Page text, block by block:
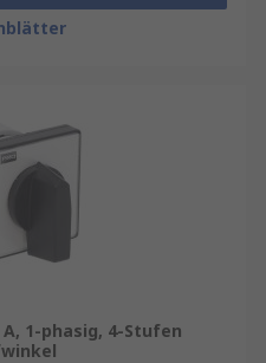
A, 1-phasig, 4-Stufen